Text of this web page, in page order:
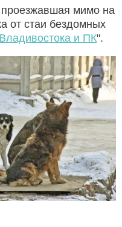
мимо на
от стаи бездомных
и ПК".